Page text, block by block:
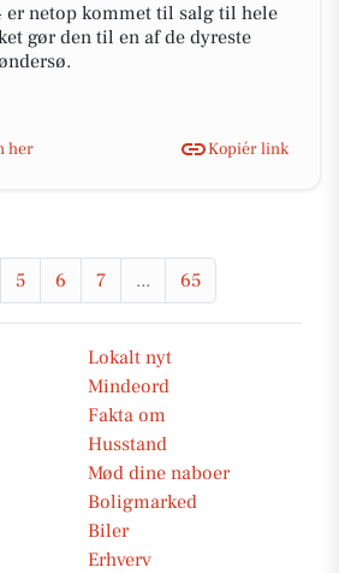
er netop kommet til salg til hele
gør den til en af de dyreste
her
Kopiér link
5 6 7 ... 65
Lokalt nyt
Mindeord
Fakta om
Husstand
Mød dine naboer
Boligmarked
Biler
Erhverv